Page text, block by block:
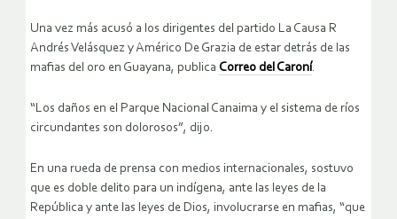
Una vez más acusó a los dirigentes del partido La Causa R
Andrés Velásquez y Américo De Grazia de estar detrás de las
mafias del oro en Guayana, publica Correo del Caroní.
“Los daños en el Parque Nacional Canaima y el sistema de ríos
circundantes son dolorosos”, dijo.
En una rueda de prensa con medios internacionales, sostuvo
que es doble delito para un indígena, ante las leyes de la
República y ante las leyes de Dios, involucrarse en mafias, “que